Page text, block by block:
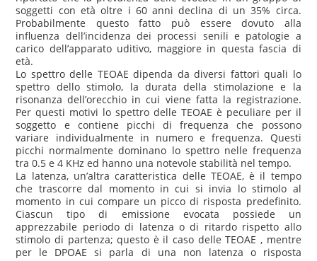
soggetti con età oltre i 60 anni declina di un 35% circa.
Probabilmente questo fatto può essere dovuto alla
influenza dell’incidenza dei processi senili e patologie a
carico dell’apparato uditivo, maggiore in questa fascia di
età.
Lo spettro delle TEOAE dipenda da diversi fattori quali lo
spettro dello stimolo, la durata della stimolazione e la
risonanza dell’orecchio in cui viene fatta la registrazione.
Per questi motivi lo spettro delle TEOAE è peculiare per il
soggetto e contiene picchi di frequenza che possono
variare individualmente in numero e frequenza. Questi
picchi normalmente dominano lo spettro nelle frequenza
tra 0.5 e 4 KHz ed hanno una notevole stabilità nel tempo.
La latenza, un’altra caratteristica delle TEOAE, è il tempo
che trascorre dal momento in cui si invia lo stimolo al
momento in cui compare un picco di risposta predefinito.
Ciascun tipo di emissione evocata possiede un
apprezzabile periodo di latenza o di ritardo rispetto allo
stimolo di partenza; questo è il caso delle TEOAE , mentre
per le DPOAE si parla di una non latenza o risposta